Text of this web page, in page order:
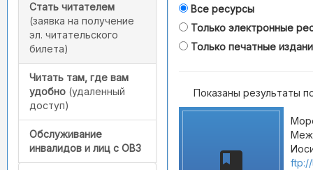
Стать читателем
(заявка на получение
эл. читательского
билета)
Читать там, где вам
удобно (удаленный
доступ)
Обслуживание
инвалидов и лиц с ОВЗ
Все ресурсы
Только электронные
Только печатные
Показаны результаты